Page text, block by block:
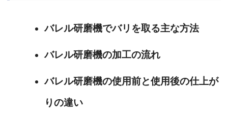
バレル研磨機でバリを取る主な方法
バレル研磨機の加工の流れ
バレル研磨機の使用前と使用後の仕上が
りの違い